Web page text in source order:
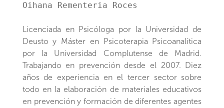
Oihana Rementeria Roces
Licenciada en Psicóloga por la Universidad de
Deusto y Máster en Psicoterapia Psicoanalítica
por la Universidad Complutense de Madrid.
Trabajando en prevención desde el 2007. Diez
años de experiencia en el tercer sector sobre
todo en la elaboración de materiales educativos
en prevención y formación de diferentes agentes